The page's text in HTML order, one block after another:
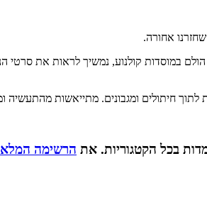
אחורה.
הולם במוסדות קולנוע, נמשיך לראות את
חיתולים ומגבונים. מתייאשות מהתעשיה
בכל הקטגוריות. את הרשימה